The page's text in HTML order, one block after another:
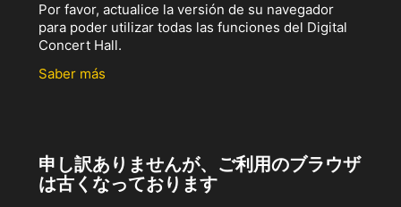
Por favor, actualice la versión de su navegador
para poder utilizar todas las funciones del Digital
Concert Hall.
Saber más
申し訳ありませんが、ご利用のブラウザ
は古くなっております